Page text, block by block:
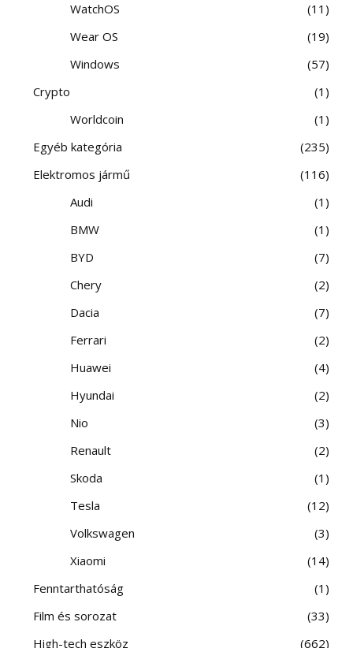
WatchOS
11
Wear OS
19
Windows
57
Crypto
1
Worldcoin
1
Egyéb kategória
235
Elektromos jármű
116
Audi
1
BMW
1
BYD
7
Chery
2
Dacia
7
Ferrari
2
Huawei
4
Hyundai
2
Nio
3
Renault
2
Skoda
1
Tesla
12
Volkswagen
3
Xiaomi
14
Fenntarthatóság
1
Film és sorozat
33
High-tech eszköz
662